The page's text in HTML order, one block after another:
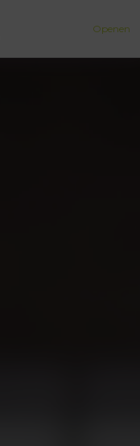
Openen